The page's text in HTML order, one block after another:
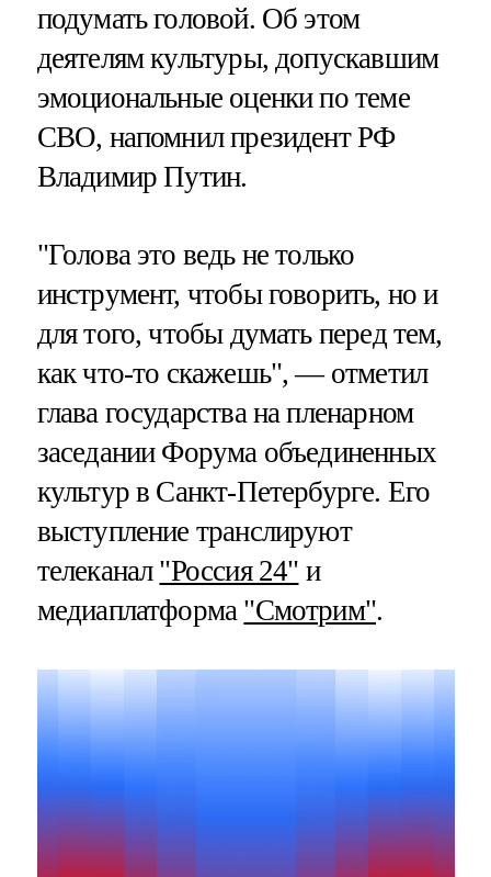
подумать головой. Об этом
деятелям культуры, допускавшим
эмоциональные оценки по теме
СВО, напомнил президент РФ
Владимир Путин.
"Голова это ведь не только
инструмент, чтобы говорить, но и
для того, чтобы думать перед тем,
как что-то скажешь", — отметил
глава государства на пленарном
заседании Форума объединенных
культур в Санкт-Петербурге. Его
выступление транслируют
телеканал "Россия 24" и
медиаплатформа "Смотрим".